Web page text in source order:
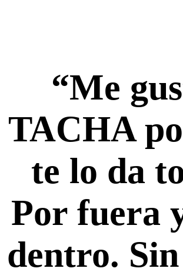
“Me
TACHA
te lo da
Por fuera
dentro.